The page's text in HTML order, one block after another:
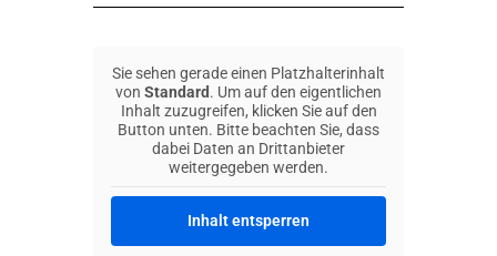
Sie sehen gerade einen Platzhalterinhalt
von Standard . Um auf den eigentlichen
Inhalt zuzugreifen, klicken Sie auf den
Button unten. Bitte beachten Sie, dass
dabei Daten an Drittanbieter
weitergegeben werden.
Inhalt entsperren